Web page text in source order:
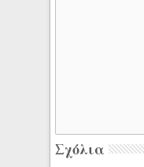
Σχόλια